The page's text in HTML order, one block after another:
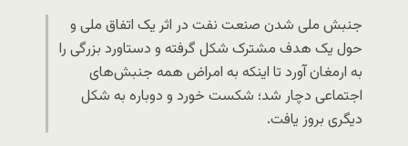
جنبش ملی شدن صنعت نفت در اثر یک اتفاق ملی و
حول یک هدف مشترک شکل گرفته و دستاورد بزرگی را
به ارمغان آورد تا اینکه به امراض همه جنبش‌های
اجتماعی دچار شد؛ شکست خورد و دوباره به شکل
دیگری بروز یافت.